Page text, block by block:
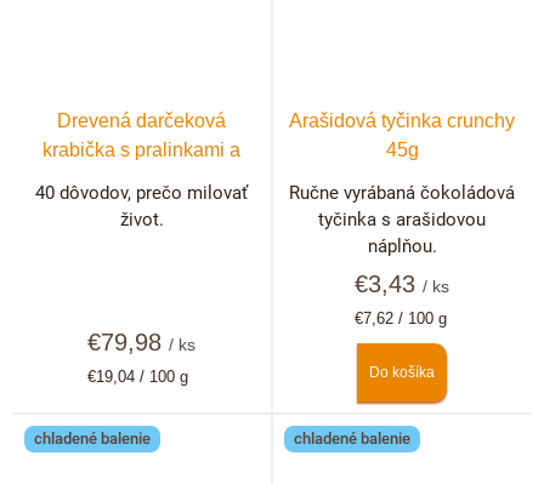
Drevená darčeková
krabička s pralinkami a
možnosť personalizácie
€79,98/ ks
Jednotková
€19,04 / 100 g
40 dôvodov, prečo milovať
život.
Arašidová tyčinka crunchy
45g
€3,43/ ks
Jednotková
€7,62 / 100 g
Do košíka
Ručne vyrábaná čokoládová
tyčinka s arašidovou
náplňou.
chladené balenie chladené balenie